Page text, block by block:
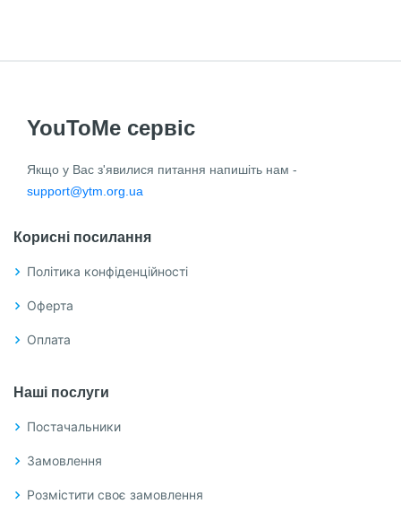
YouToMe сервіс
Якщо у Вас з'явилися питання напишіть нам -
support@ytm.org.ua
Корисні посилання
Політика конфіденційності
Оферта
Оплата
Наші послуги
Постачальники
Замовлення
Розмістити своє замовлення